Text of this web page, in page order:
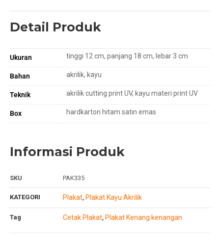
Detail Produk
Ukuran tinggi 12 cm, panjang 18 cm, lebar 3 cm
Bahan akrilik, kayu
Teknik akrilik cutting print UV, kayu materi print UV
Box hardkarton hitam satin emas
Informasi Produk
SKU PAK335
KATEGORI Plakat, Plakat Kayu Akrilik
Tag Cetak Plakat, Plakat Kenang kenangan